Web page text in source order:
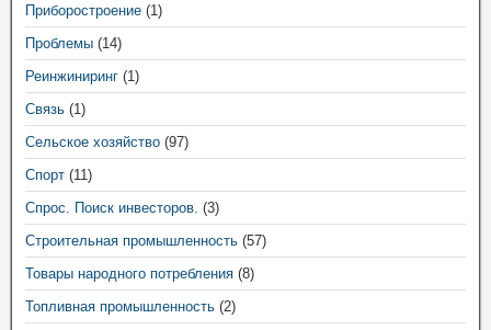
Приборостроение (1)
Проблемы (14)
Реинжиниринг (1)
Связь (1)
Сельское хозяйство (97)
Спорт (11)
Спрос. Поиск инвесторов. (3)
Строительная промышленность (57)
Товары народного потребления (8)
Топливная промышленность (2)